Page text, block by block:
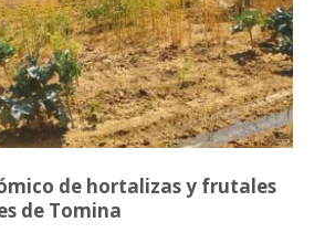
de hortalizas y frutales
de Tomina